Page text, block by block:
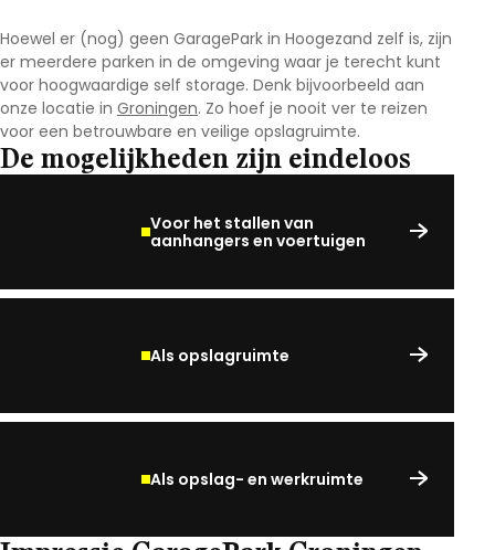
Hoewel er (nog) geen GaragePark in Hoogezand zelf is, zijn
er meerdere parken in de omgeving waar je terecht kunt
voor hoogwaardige self storage. Denk bijvoorbeeld aan
onze locatie in Groningen. Zo hoef je nooit ver te reizen
voor een betrouwbare en veilige opslagruimte.
De mogelijkheden zijn eindeloos
Voor het stallen van
aanhangers en voertuigen
Als opslagruimte
Als opslag- en werkruimte